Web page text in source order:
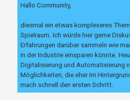
Hallo Community,
diesmal ein etwas komplexeres
Spielraum. Ich würde hier gerne
Erfahrungen darüber sammeln wie
in der Industrie einsparen könnte.
Digitalisierung und Automatisierung
Möglichkeiten, die eher im
mach schnell den ersten Schritt.